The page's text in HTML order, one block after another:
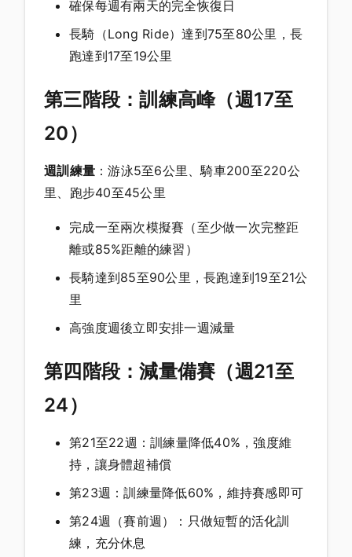
確保每週有兩天的完全恢復日
長騎（Long Ride）達到75至80公里，長
跑達到17至19公里
第三階段：訓練高峰（週17至
20）
週訓練量 ：游泳5至6公里、騎車200至220公
里、跑步40至45公里
完成一至兩次模擬賽（至少做一次完整距
離或85%距離的練習）
長騎達到85至90公里，長跑達到19至21公
里
高強度週後立即安排一週減量
第四階段：減量備賽（週21至
24）
第21至22週：訓練量降低40%，強度維
持，讓身體超補償
第23週：訓練量降低60%，維持賽感即可
第24週（賽前週）：只做短暫的活化訓
練，充分休息